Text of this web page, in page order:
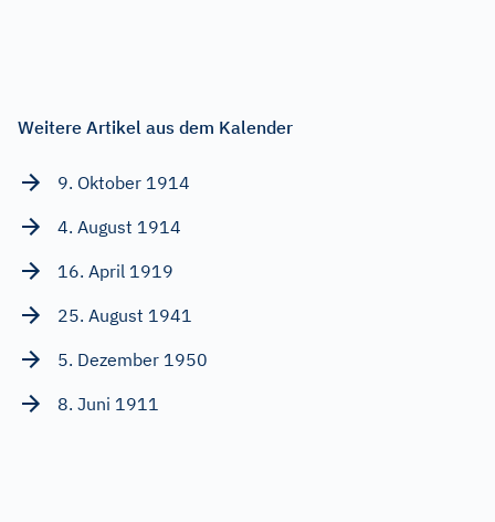
Weitere Artikel aus dem Kalender
9. Oktober 1914
4. August 1914
16. April 1919
25. August 1941
5. Dezember 1950
8. Juni 1911